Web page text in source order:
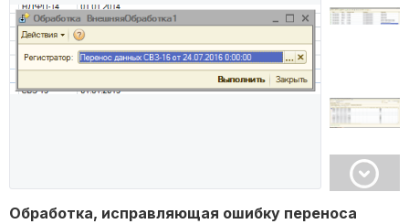
Обработка, исправляющая ошибку переноса